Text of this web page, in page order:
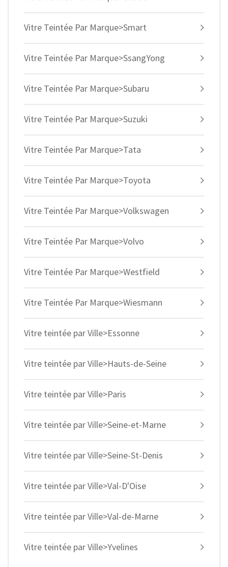
Vitre Teintée Par Marque>Smart
Vitre Teintée Par Marque>SsangYong
Vitre Teintée Par Marque>Subaru
Vitre Teintée Par Marque>Suzuki
Vitre Teintée Par Marque>Tata
Vitre Teintée Par Marque>Toyota
Vitre Teintée Par Marque>Volkswagen
Vitre Teintée Par Marque>Volvo
Vitre Teintée Par Marque>Westfield
Vitre Teintée Par Marque>Wiesmann
Vitre teintée par Ville>Essonne
Vitre teintée par Ville>Hauts-de-Seine
Vitre teintée par Ville>Paris
Vitre teintée par Ville>Seine-et-Marne
Vitre teintée par Ville>Seine-St-Denis
Vitre teintée par Ville>Val-D'Oise
Vitre teintée par Ville>Val-de-Marne
Vitre teintée par Ville>Yvelines